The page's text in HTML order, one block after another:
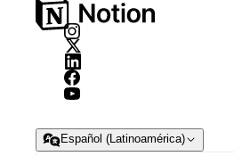
Español (Latinoamérica)